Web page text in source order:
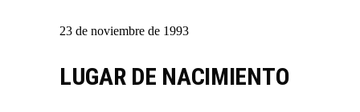
23 de noviembre de 1993
LUGAR DE NACIMIENTO